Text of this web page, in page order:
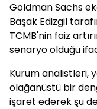
Goldman Sachs
Başak Edizgil
TCMB'nin faiz
senaryo olduğu
Kurum analistleri,
olağanüstü bir
işaret ederek şu